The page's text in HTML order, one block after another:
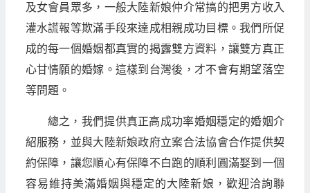
及女會員眾多，一般大陸新娘仲介常搞的把男方收入
灌水謊報等欺滿手段來達成相親成功目標。我們所促
成的每一個婚姻都真實的揭露雙方資料，讓雙方真正
心甘情願的婚嫁。這樣到台灣後，才不會有期望落空
等問題。
總之，我們提供真正高成功率婚姻穩定的婚姻介
紹服務，並與大陸新娘政府立案合法協會合作提供契
約保障，讓您順心有保障不白跑的順利圓滿娶到一個
容易維持美滿婚姻與穩定的大陸新娘，歡迎洽詢聯